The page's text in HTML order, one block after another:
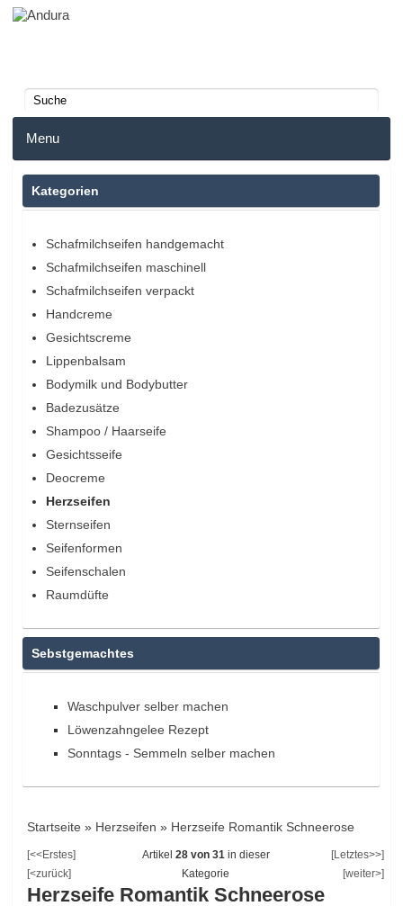
Menu
Home
Merkzettel
Warenkorb
Kategorien
Schafmilchseifen handgemacht
Schafmilchseifen maschinell
Schafmilchseifen verpackt
Handcreme
Gesichtscreme
Lippenbalsam
Bodymilk und Bodybutter
Badezusätze
Shampoo / Haarseife
Gesichtsseife
Deocreme
Herzseifen
Sternseifen
Seifenformen
Seifenschalen
Raumdüfte
Sebstgemachtes
Waschpulver selber machen
Löwenzahngelee Rezept
Sonntags - Semmeln selber machen
Startseite » Herzseifen » Herzseife Romantik Schneerose
[<<Erstes]
[<zurück]
Artikel 28 von 31in dieser
Kategorie
[Letztes>>]
[weiter>]
Herzseife Romantik Schneerose